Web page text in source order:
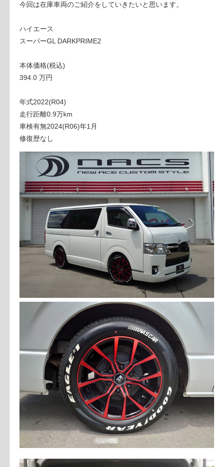
今回は在庫車両のご紹介をしていきたいと思います。
ハイエース
スーパーGL DARKPRIME2
本体価格(税込)
394.0 万円
年式2022(R04)
走行距離0.9万km
車検有無2024(R06)年1月
修復歴なし